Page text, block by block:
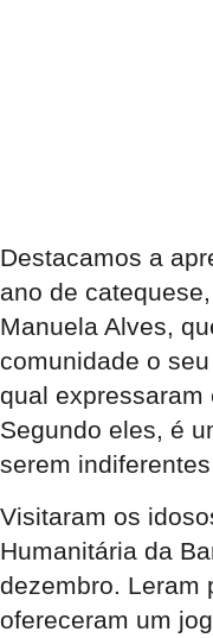
Destacamos a
ano de
Manuela Alves,
comunidade o
qual expressaram
Segundo eles, é
serem
Visitaram os
Humanitária da
dezembro. Leram
ofereceram um